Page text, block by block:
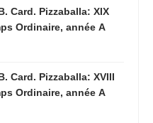
Card. Pizzaballa: XIX
Ordinaire, année A
Card. Pizzaballa: XVIII
Ordinaire, année A